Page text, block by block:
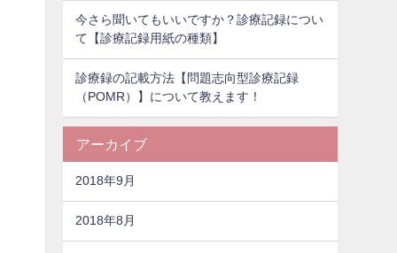
今さら聞いてもいいですか？診療記録につい
て【診療記録用紙の種類】
診療録の記載方法【問題志向型診療記録
（POMR）】について教えます！
アーカイブ
2018年9月
2018年8月